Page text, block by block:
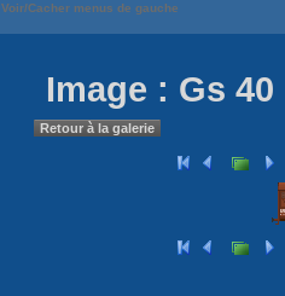
Voir/Cacher menus de gauche
Image : Gs
Retour à la galerie